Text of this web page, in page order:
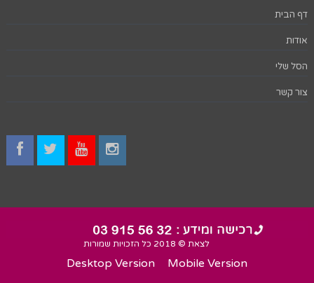
דף הבית
אודות
הסל שלי
צור קשר
לצאת © 2018 כל הזכויות שמורות
Desktop Version Mobile Version